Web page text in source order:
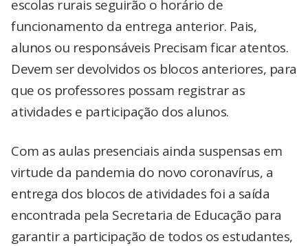
escolas rurais seguirão o horário de
funcionamento da entrega anterior. Pais,
alunos ou responsáveis Precisam ficar atentos.
Devem ser devolvidos os blocos anteriores, para
que os professores possam registrar as
atividades e participação dos alunos.
Com as aulas presenciais ainda suspensas em
virtude da pandemia do novo coronavírus, a
entrega dos blocos de atividades foi a saída
encontrada pela Secretaria de Educação para
garantir a participação de todos os estudantes,